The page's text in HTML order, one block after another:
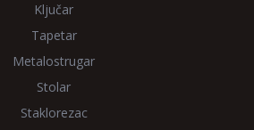
Ključar
Tapetar
Metalostrugar
Stolar
Staklorezac